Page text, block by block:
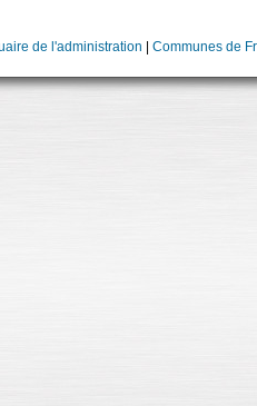
de l'administration Communes de